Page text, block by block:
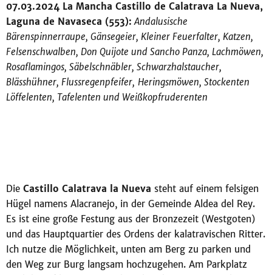
07.03.2024 La Mancha Castillo de Calatrava La Nueva,
Laguna de Navaseca (553): Andalusische
Bärenspinnerraupe, Gänsegeier, Kleiner Feuerfalter, Katzen,
Felsenschwalben, Don Quijote und Sancho Panza, Lachmöwen,
Rosaflamingos, Säbelschnäbler, Schwarzhalstaucher,
Blässhühner, Flussregenpfeifer, Heringsmöwen, Stockenten
Löffelenten, Tafelenten und Weißkopfruderenten
Die Castillo Calatrava la Nueva steht auf einem felsigen
Hügel namens Alacranejo, in der Gemeinde Aldea del Rey.
Es ist eine große Festung aus der Bronzezeit (Westgoten)
und das Hauptquartier des Ordens der kalatravischen Ritter.
Ich nutze die Möglichkeit, unten am Berg zu parken und
den Weg zur Burg langsam hochzugehen. Am Parkplatz